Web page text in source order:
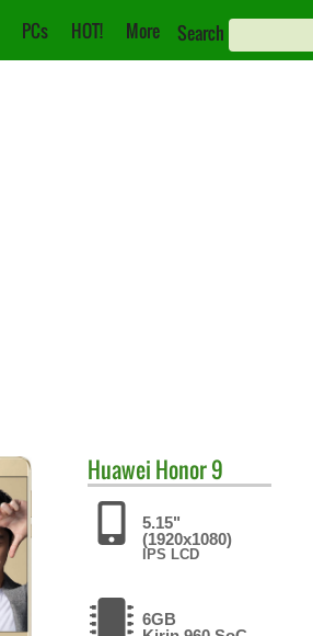
PCs HOT! More Search
Huawei Honor 9
5.15"
(1920x1080)
IPS LCD
6GB